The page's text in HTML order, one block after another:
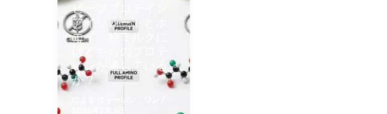
ビーフプロテイン
アイソレートとホ
エイ：粉ミルクに
はどちらのプロテ
インが適している
か？
ウォーレン・ワン